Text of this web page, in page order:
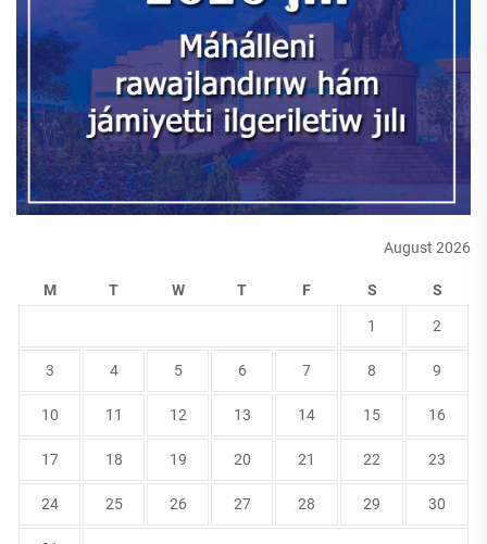
August 2026
M T W T F S S
1 2
3 4 5 6 7 8 9
10 11 12 13 14 15 16
17 18 19 20 21 22 23
24 25 26 27 28 29 30